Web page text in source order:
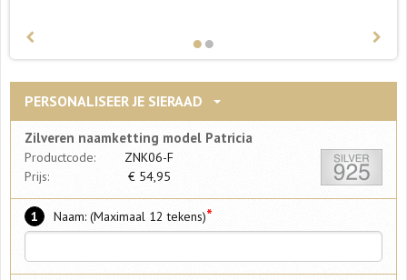
PERSONALISEER JE SIERAAD
Zilveren naamketting model Patricia
Productcode:
ZNK06-F
Prijs:
€ 54,95
1 Naam: (Maximaal 12 tekens)*